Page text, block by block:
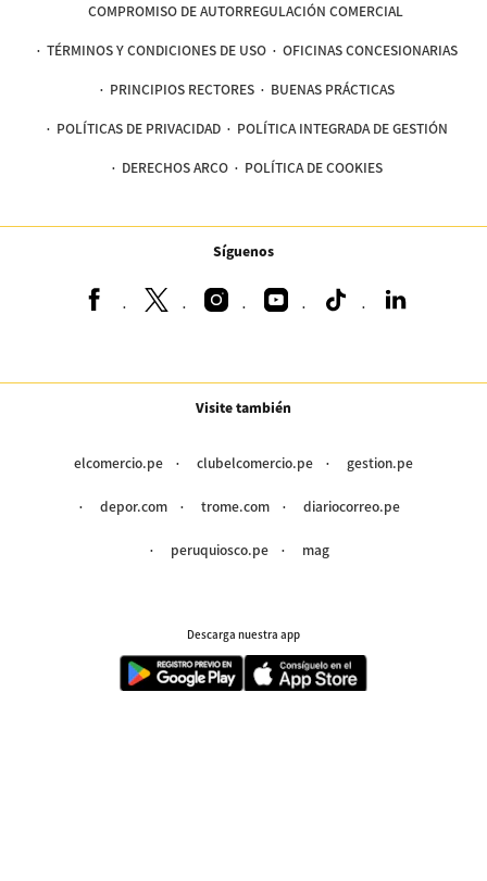
COMPROMISO DE AUTORREGULACIÓN COMERCIAL
TÉRMINOS Y CONDICIONES DE USO OFICINAS CONCESIONARIAS
PRINCIPIOS RECTORES BUENAS PRÁCTICAS
POLÍTICAS DE PRIVACIDAD POLÍTICA INTEGRADA DE GESTIÓN
DERECHOS ARCO POLÍTICA DE COOKIES
Síguenos
Visite también
elcomercio.pe clubelcomercio.pe gestion.pe
depor.com trome.com diariocorreo.pe
peruquiosco.pe mag
Descarga nuestra app